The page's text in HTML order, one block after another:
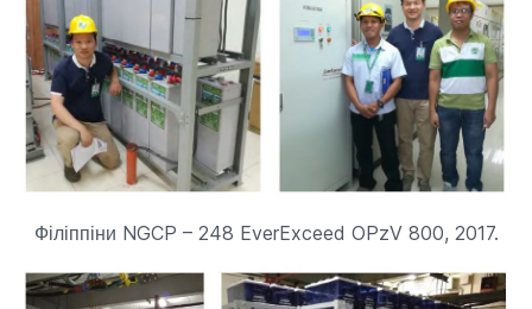
Філіппіни NGCP – 248 EverExceed OPzV 800, 2017.